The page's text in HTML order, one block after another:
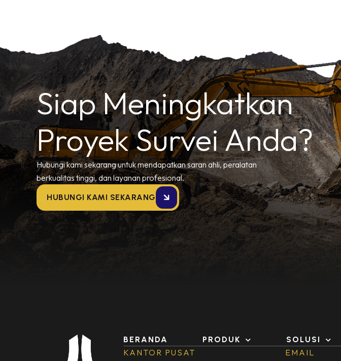
Siap Meningkatkan
Proyek Survei Anda?
Hubungi kami sekarang untuk mendapatkan saran ahli, peralatan
berkualitas tinggi, dan layanan profesional.
HUBUNGI KAMI SEKARANG
BERANDA PRODUK SOLUSI
KANTOR PUSAT
EMAIL